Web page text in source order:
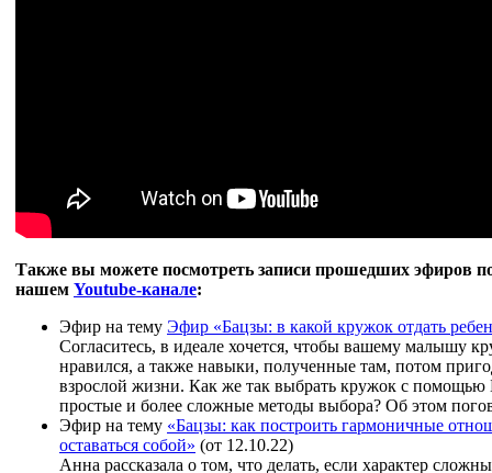
Также вы можете посмотреть записи прошедших эфиров
нашем Youtube-канале:
Эфир на тему Эфир «Бацзы: в какой кружок отдать
Согласитесь, в идеале хочется, чтобы вашему малышу
нравился, а также навыки, полученные там, потом
взрослой жизни. Как же так выбрать кружок с помощью
простые и более сложные методы выбора? Об этом
Эфир на тему «Бацзы: как построить гармоничные
оставаться собой» (от 12.10.22)
Анна рассказала о том, что делать, если характер